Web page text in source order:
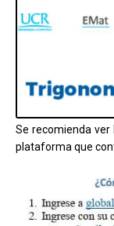
Se recomienda
plataforma que